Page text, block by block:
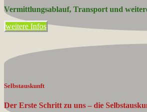
Vermittlungsablauf, Transport und
weitere Infos
Selbstauskunft
Der Erste Schritt zu uns – die